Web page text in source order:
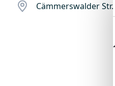
Cämmerswalder Str.